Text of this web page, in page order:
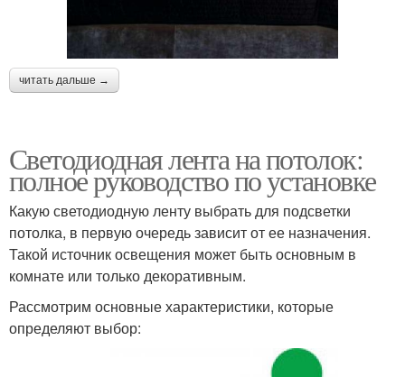
читать дальше →
Светодиодная лента на потолок:
полное руководство по установке
Какую светодиодную ленту выбрать для подсветки
потолка, в первую очередь зависит от ее назначения.
Такой источник освещения может быть основным в
комнате или только декоративным.
Рассмотрим основные характеристики, которые
определяют выбор: